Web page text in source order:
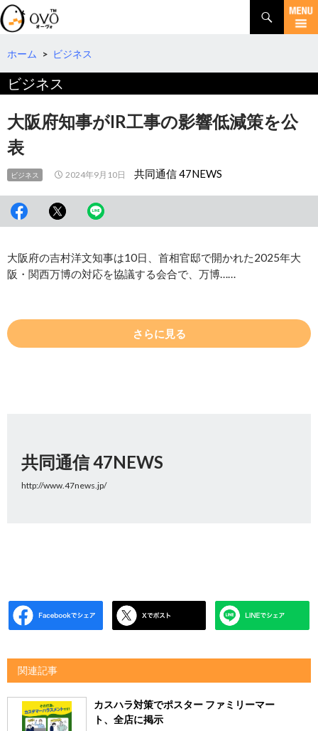
検
索
コ
テ
へ
動
ホーム > ビジネス
ビジネス
大阪府知事がIR工事の影響低減策を公
表
ビジネス 2024年9月10日 共同通信 47NEWS
大阪府の吉村洋文知事は10日、首相官邸で開かれた2025年大
阪・関西万博の対応を協議する会合で、万博……
さらに見る
共同通信 47NEWS
http://www.47news.jp/
関連記事
カスハラ対策でポスター ファミリーマー
ト、全店に掲示